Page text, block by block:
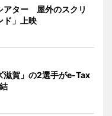
アター 屋外のスクリ
ド」上映
滋賀」の2選手がe-Tax